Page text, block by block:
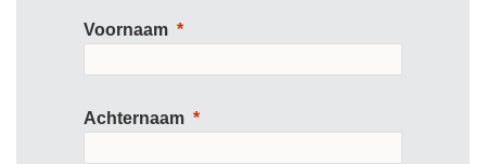
Voornaam
Achternaam